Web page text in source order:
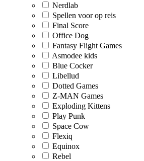
Nerdlab
Spellen voor op reis
Final Score
Office Dog
Fantasy Flight Games
Asmodee kids
Blue Cocker
Libellud
Dotted Games
Z-MAN Games
Exploding Kittens
Play Punk
Space Cow
Flexiq
Equinox
Rebel